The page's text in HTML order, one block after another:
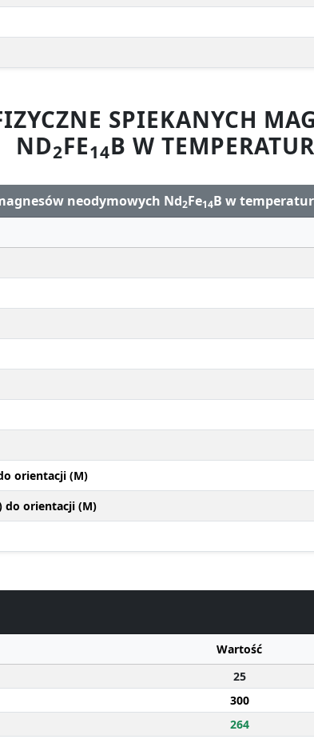
SPIEKANYCH
ND2FE14B W
neodymowych Nd2Fe14B w
orientacji (M)
do orientacji (M)
Wartość
25
300
264